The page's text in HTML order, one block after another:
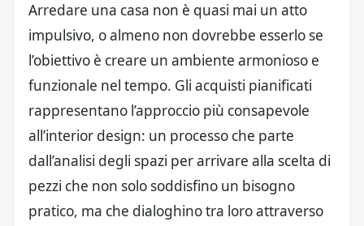
Arredare una casa non è quasi mai un atto
impulsivo, o almeno non dovrebbe esserlo se
l’obiettivo è creare un ambiente armonioso e
funzionale nel tempo. Gli acquisti pianificati
rappresentano l’approccio più consapevole
all’interior design: un processo che parte
dall’analisi degli spazi per arrivare alla scelta di
pezzi che non solo soddisfino un bisogno
pratico, ma che dialoghino tra loro attraverso